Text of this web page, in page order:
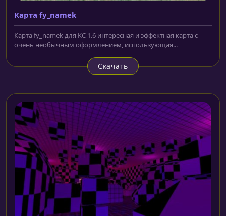
Карта fy_namek
Карта fy_namek для КС 1.6 интересная и эффектная карта с
очень необычным оформлением, использующая...
Скачать